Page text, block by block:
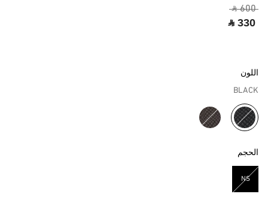
‎ ⃁ 600 ‎
‎ ⃁ 330 ‎
اللون
BLACK
مختار
الحجم
NS
مختار